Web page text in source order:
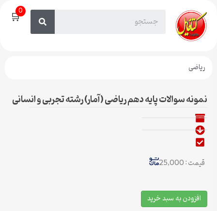
🛒0
ریاضی
نمونه سوالات پایه دهم ریاضی (آمار) رشته تجربی و انسانی
قیمت : 25,000
افزودن به سبد خرید